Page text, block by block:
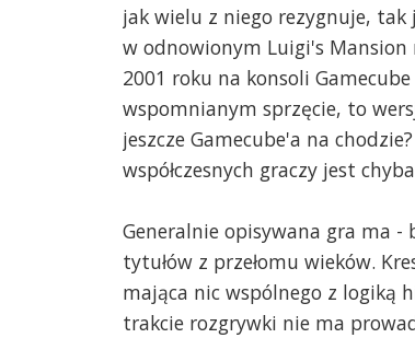
jak wielu z niego rezygnuje, tak
w odnowionym Luigi's Mansion
2001 roku na konsoli
wspomnianym sprzęcie, to
jeszcze Gamecube'a na
współczesnych graczy jest
Generalnie opisywana gra ma
tytułów z przełomu wieków.
mająca nic wspólnego z logiką
trakcie rozgrywki nie ma